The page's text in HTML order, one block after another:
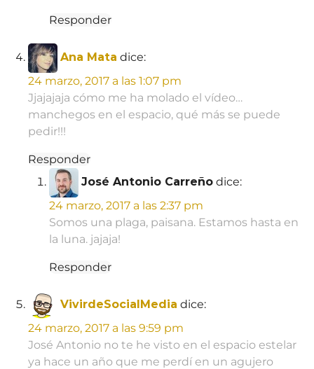
Responder
Ana Mata dice:
24 marzo, 2017 a las 1:07 pm
Jjajajaja cómo me ha molado el vídeo…
manchegos en el espacio, qué más se puede
pedir!!!
Responder
José Antonio Carreño dice:
24 marzo, 2017 a las 2:37 pm
Somos una plaga, paisana. Estamos hasta en
la luna. jajaja!
Responder
VivirdeSocialMedia dice:
24 marzo, 2017 a las 9:59 pm
José Antonio no te he visto en el espacio estelar
ya hace un año que me perdí en un agujero